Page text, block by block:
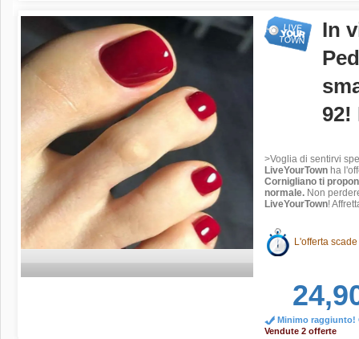
In
92!
>Voglia di sentirvi
LiveYourTown ha
Cornigliano ti
normale. Non
LiveYourTown!
L'offerta
Minimo raggiunto!
Vendute 2 offerte